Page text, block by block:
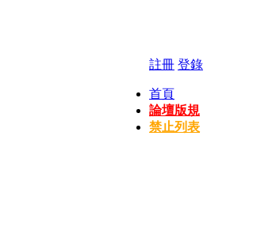
註冊 登錄
首頁
論壇版規
禁止列表